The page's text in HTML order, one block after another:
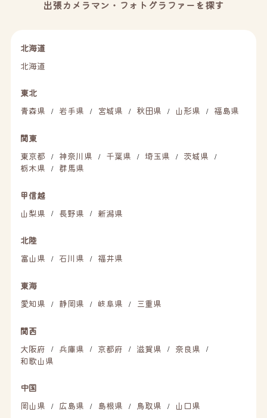
出張カメラマン・フォトグラファーを探す
北海道
北海道
東北
青森県
/ 岩手県 / 宮城県 / 秋田県 / 山形県 / 福島県
関東
東京都
/ 神奈川県 / 千葉県 / 埼玉県 / 茨城県 /
栃木県 / 群馬県
甲信越
山梨県
/ 長野県 / 新潟県
北陸
富山県
/ 石川県 / 福井県
東海
愛知県
/ 静岡県 / 岐阜県 / 三重県
関西
大阪府
/ 兵庫県 / 京都府 / 滋賀県 / 奈良県 /
和歌山県
中国
岡山県
/ 広島県 / 島根県 / 鳥取県 / 山口県